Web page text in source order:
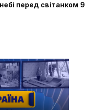
перед світанком 9